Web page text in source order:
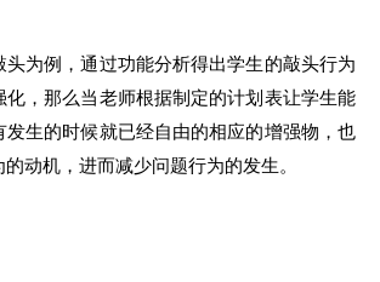
头为例，通过功能分析得出学生的敲头行为
，那么当老师根据制定的计划表让学生能
生的时候就已经自由的相应的增强物，也
动机，进而减少问题行为的发生。